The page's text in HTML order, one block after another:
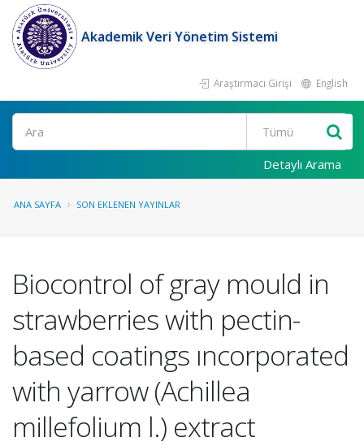
Akademik Veri Yönetim Sistemi
Araştırmacı Girişi English
Ara
Detaylı Arama
ANA SAYFA SON EKLENEN YAYINLAR
Biocontrol of gray mould in
strawberries with pectin-
based coatings ıncorporated
with yarrow (Achillea
millefolium l.) extract